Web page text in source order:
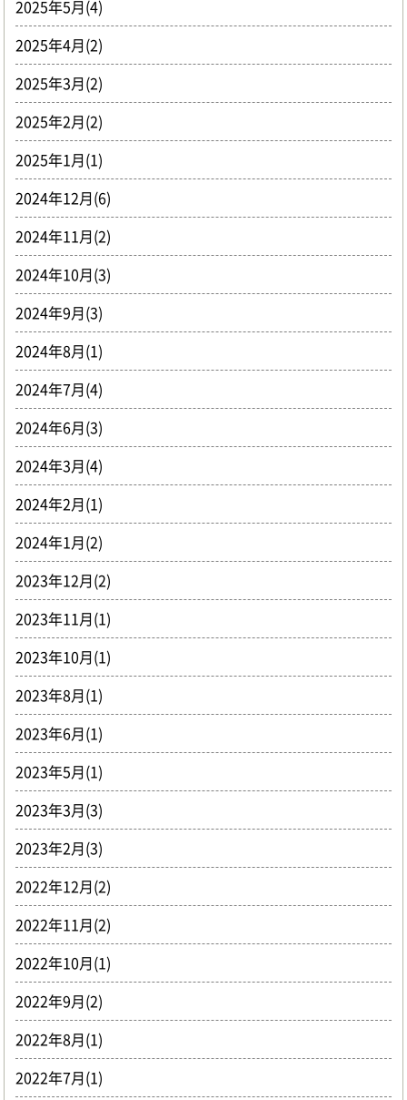
2025年5月(4)
2025年4月(2)
2025年3月(2)
2025年2月(2)
2025年1月(1)
2024年12月(6)
2024年11月(2)
2024年10月(3)
2024年9月(3)
2024年8月(1)
2024年7月(4)
2024年6月(3)
2024年3月(4)
2024年2月(1)
2024年1月(2)
2023年12月(2)
2023年11月(1)
2023年10月(1)
2023年8月(1)
2023年6月(1)
2023年5月(1)
2023年3月(3)
2023年2月(3)
2022年12月(2)
2022年11月(2)
2022年10月(1)
2022年9月(2)
2022年8月(1)
2022年7月(1)